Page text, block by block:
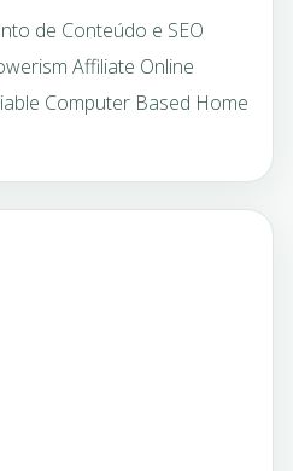
de Conteúdo e SEO
Affiliate Online
Computer Based Home